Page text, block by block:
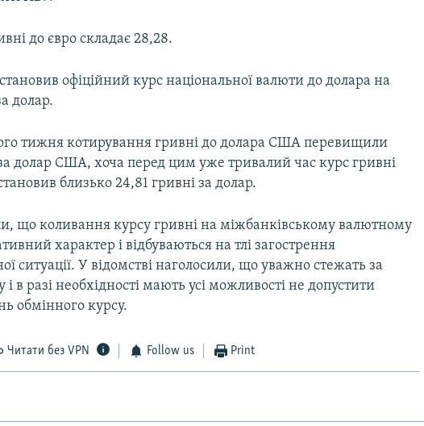
до євро складає 28,28.
офіційний курс національної валюти до долара на
долар.
тижня котирування гривні до долара США перевищили
долар США, хоча перед цим уже тривалий час курс гривні
близько 24,81 гривні за долар.
що коливання курсу гривні на міжбанківському валютному
характер і відбуваються на тлі загострення
ситуації. У відомстві наголосили, що уважно стежать за
в разі необхідності мають усі можливості не допустити
обмінного курсу.
Читати без VPN Follow us Print